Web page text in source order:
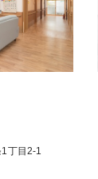
丁目2-1